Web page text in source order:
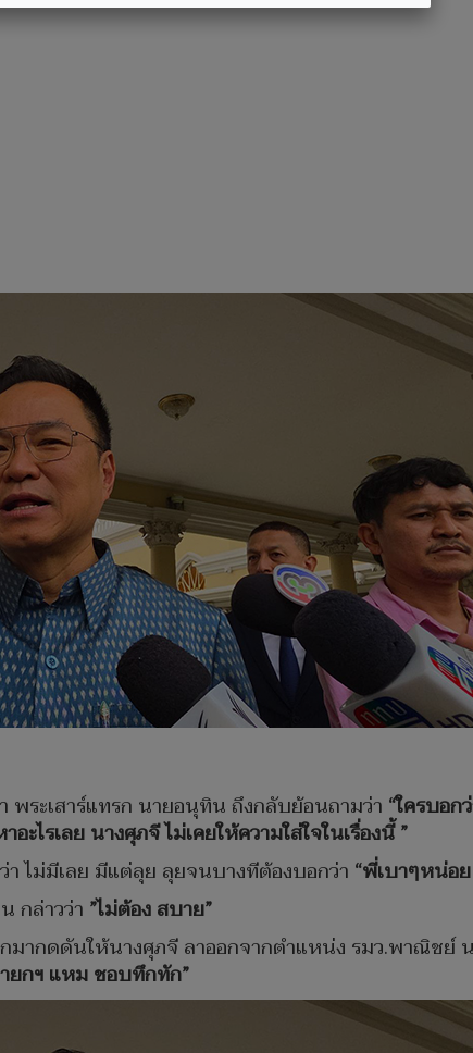
พระเสาร์แทรก นายอนุทิน ถึงกลับย้อนถามว่า “ใครบอ
ไรเลย นางศุภจี ไม่เคยให้ความใส่ใจในเรื่องนี้ ”
า ไม่มีเลย มีแต่ลุย ลุยจนบางทีต้องบอกว่า “พี่เบาๆหน่อ
กล่าวว่า ”ไม่ต้อง สบาย”
มากดดันให้นางศุภจี ลาออกจากตำแหน่ง รมว.พาณิชย์
ยกฯ แหม ชอบทึกทัก”